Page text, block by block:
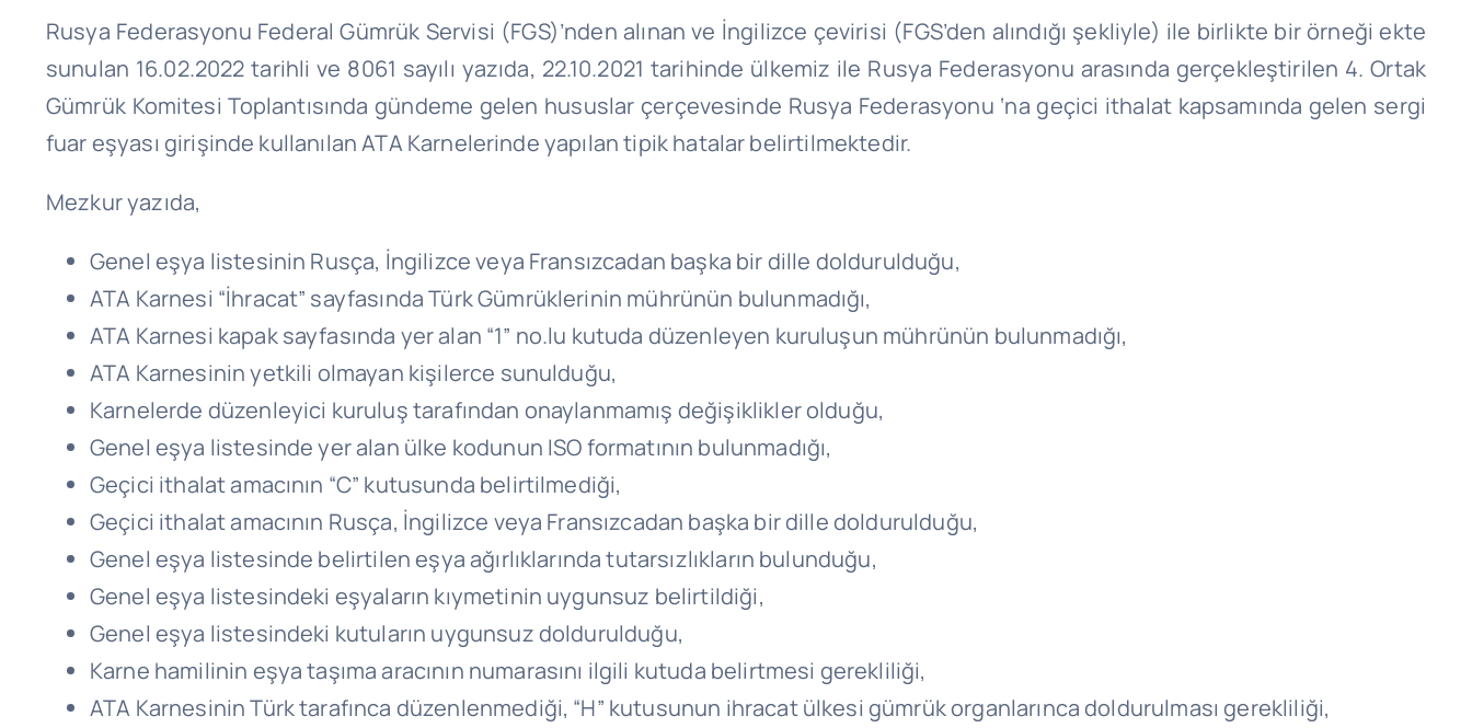
Rusya Federasyonu Federal Gümrük Servisi (FGS)’nden alınan ve İngilizce çevirisi (FGS’den alındığı şekliyle) ile birlikte bir örneği ekte
sunulan 16.02.2022 tarihli ve 8061 sayılı yazıda, 22.10.2021 tarihinde ülkemiz ile Rusya Federasyonu arasında gerçekleştirilen 4. Ortak
Gümrük Komitesi Toplantısında gündeme gelen hususlar çerçevesinde Rusya Federasyonu ‘na geçici ithalat kapsamında gelen sergi
fuar eşyası girişinde kullanılan ATA Karnelerinde yapılan tipik hatalar belirtilmektedir.
Mezkur yazıda,
Genel eşya listesinin Rusça, İngilizce veya Fransızcadan başka bir dille doldurulduğu,
ATA Karnesi “İhracat” sayfasında Türk Gümrüklerinin mührünün bulunmadığı,
ATA Karnesi kapak sayfasında yer alan “1” no.lu kutuda düzenleyen kuruluşun mührünün bulunmadığı,
ATA Karnesinin yetkili olmayan kişilerce sunulduğu,
Karnelerde düzenleyici kuruluş tarafından onaylanmamış değişiklikler olduğu,
Genel eşya listesinde yer alan ülke kodunun ISO formatının bulunmadığı,
Geçici ithalat amacının “C” kutusunda belirtilmediği,
Geçici ithalat amacının Rusça, İngilizce veya Fransızcadan başka bir dille doldurulduğu,
Genel eşya listesinde belirtilen eşya ağırlıklarında tutarsızlıkların bulunduğu,
Genel eşya listesindeki eşyaların kıymetinin uygunsuz belirtildiği,
Genel eşya listesindeki kutuların uygunsuz doldurulduğu,
Karne hamilinin eşya taşıma aracının numarasını ilgili kutuda belirtmesi gerekliliği,
ATA Karnesinin Türk tarafınca düzenlenmediği, “H” kutusunun ihracat ülkesi gümrük organlarınca doldurulması gerekliliği,